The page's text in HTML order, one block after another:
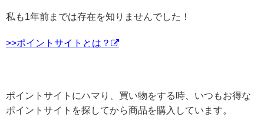
私も1年前までは存在を知りませんでした！
>>ポイントサイトとは？
ポイントサイトにハマり、買い物をする時、いつもお得な
ポイントサイトを探してから商品を購入しています。